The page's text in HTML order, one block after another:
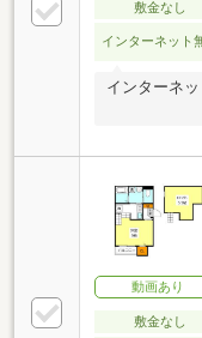
敷金なし
インターネット
インターネ
動画あり
敷金なし